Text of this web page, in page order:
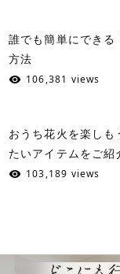
誰でも簡単にできる
方法
106,381 views
おうち花火を楽しも
たいアイテムをご紹
103,189 views